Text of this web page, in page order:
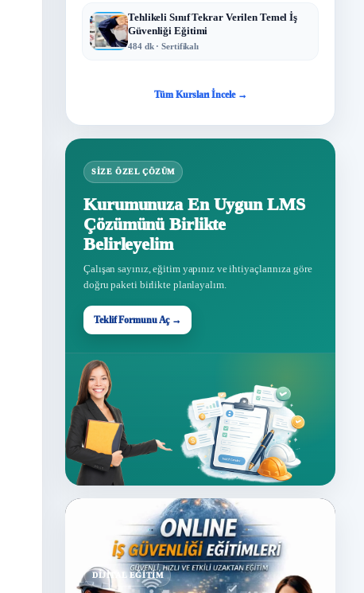
Tehlikeli Sınıf Tekrar Verilen Temel İş
Güvenliği Eğitimi
484 dk · Sertifikalı
Tüm Kursları İncele →
SIZE ÖZEL ÇÖZÜM
Kurumunuza En Uygun LMS
Çözümünü Birlikte
Belirleyelim
Çalışan sayınız, eğitim yapınız ve ihtiyaçlarınıza göre
doğru paketi birlikte planlayalım.
Teklif Formunu Aç →
DIJITAL EĞITIM